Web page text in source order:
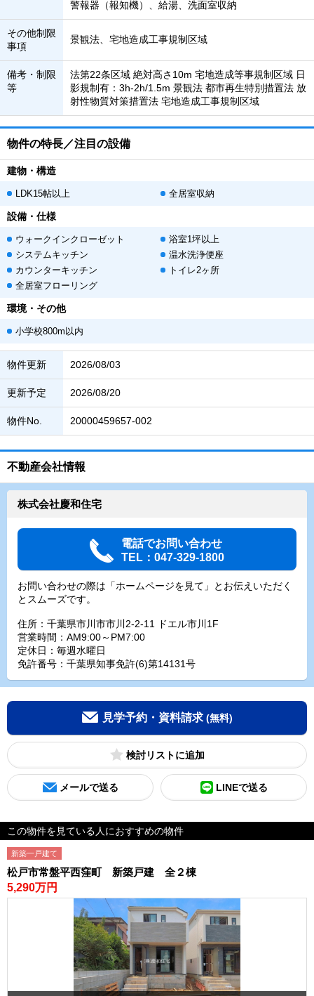
警報器（報知機）、給湯、洗面室収納
その他制限
事項
景観法、宅地造成工事規制区域
備考・制限
等
法第22条区域 絶対高さ10m 宅地造成等事規制区域 日
影規制有：3h-2h/1.5m 景観法 都市再生特別措置法 放
射性物質対策措置法 宅地造成工事規制区域
物件の特長／注目の設備
建物・構造
LDK15帖以上 全居室収納
設備・仕様
ウォークインクローゼット
浴室1坪以上
システムキッチン
温水洗浄便座
カウンターキッチン
トイレ2ヶ所
全居室フローリング
環境・その他
小学校800m以内
物件更新 2026/08/03
更新予定 2026/08/20
物件No. 20000459657-002
不動産会社情報
株式会社慶和住宅
電話でお問い合わせ
TEL：047-329-1800
お問い合わせの際は「ホームページを見て」とお伝えいただく
とスムーズです。
住所：千葉県市川市市川2-2-11 ドエル市川1F
営業時間：AM9:00～PM7:00
定休日：毎週水曜日
免許番号：千葉県知事免許(6)第14131号
見学予約・資料請求 (無料)
検討リスト
メールで送る LINEで送る
この物件を見ている人におすすめの物件
新築一戸建て
松戸市常盤平西窪町 新築戸建 全２棟
5,290万円